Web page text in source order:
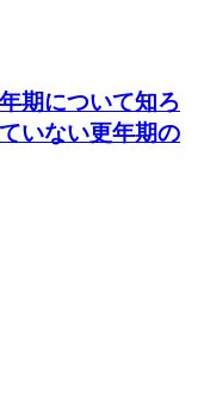
期について知ろ
いない更年期の